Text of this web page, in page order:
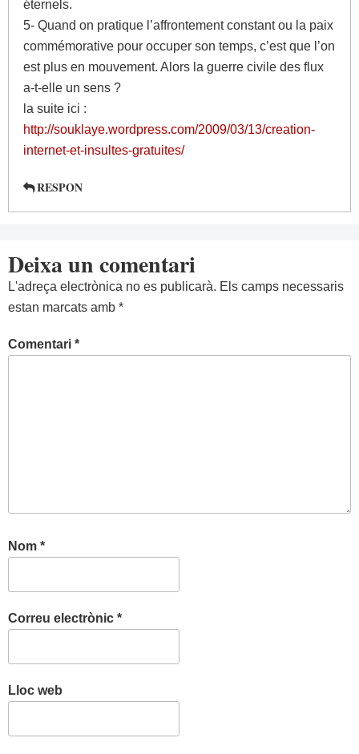
éternels.
5- Quand on pratique l’affrontement constant ou la paix
commémorative pour occuper son temps, c’est que l’on
est plus en mouvement. Alors la guerre civile des flux
a-t-elle un sens ?
la suite ici :
http://souklaye.wordpress.com/2009/03/13/creation-
internet-et-insultes-gratuites/
RESPON
Deixa un comentari
L'adreça electrònica no es publicarà. Els camps necessaris
estan marcats amb *
Comentari *
Nom *
Correu electrònic *
Lloc web